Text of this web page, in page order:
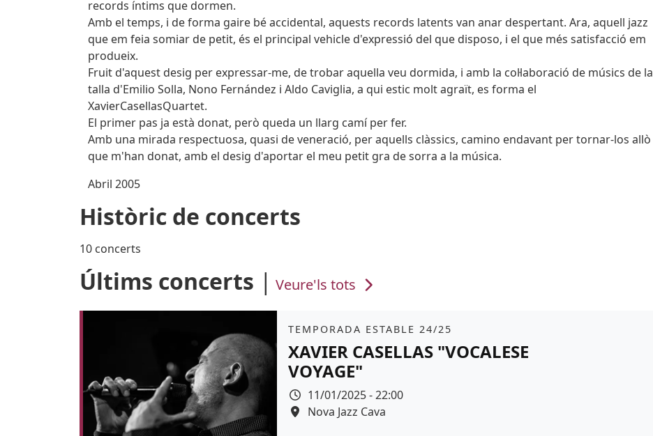
records íntims que dormen.
Amb el temps, i de forma gaire bé accidental, aquests records latents van anar despertant. Ara, aquell jazz
que em feia somiar de petit, és el principal vehicle d'expressió del que disposo, i el que més satisfacció em
produeix.
Fruit d'aquest desig per expressar-me, de trobar aquella veu dormida, i amb la col·laboració de músics de la
talla d'Emilio Solla, Nono Fernández i Aldo Caviglia, a qui estic molt agraït, es forma el
XavierCasellasQuartet.
El primer pas ja està donat, però queda un llarg camí per fer.
Amb una mirada respectuosa, quasi de veneració, per aquells clàssics, camino endavant per tornar-los allò
que m'han donat, amb el desig d'aportar el meu petit gra de sorra a la música.
Abril 2005
Històric de concerts
10 concerts
Últims concerts Veure'ls tots
Àmbit
TEMPORADA ESTABLE 24/25
XAVIER CASELLAS "VOCALESE
VOYAGE"
Data
11/01/2025 - 22:00
Espai
Nova Jazz Cava